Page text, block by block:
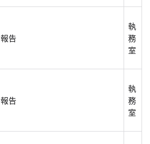
報告
執
務
室
報告
執
務
室